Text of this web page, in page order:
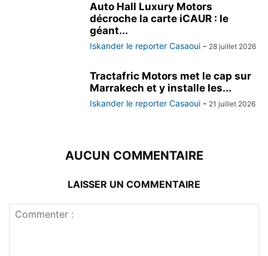
Auto Hall Luxury Motors
décroche la carte iCAUR : le
géant...
Iskander le reporter Casaoui - 28 juillet 2026
Tractafric Motors met le cap sur
Marrakech et y installe les...
Iskander le reporter Casaoui - 21 juillet 2026
AUCUN COMMENTAIRE
LAISSER UN COMMENTAIRE